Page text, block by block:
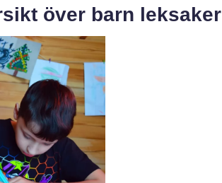
över barn leksaker